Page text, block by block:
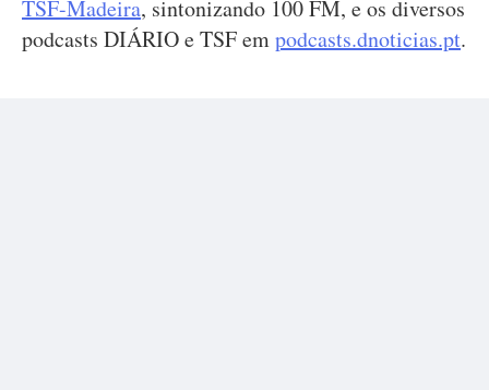
TSF-Madeira, sintonizando 100 FM, e os diversos
podcasts DIÁRIO e TSF empodcasts.dnoticias.pt.